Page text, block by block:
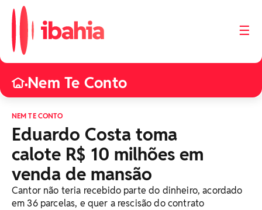
☰
•Nem Te Conto
NEM TE CONTO
Eduardo Costa toma
calote R$ 10 milhões em
venda de mansão
Cantor não teria recebido parte do dinheiro, acordado
em 36 parcelas, e quer a rescisão do contrato